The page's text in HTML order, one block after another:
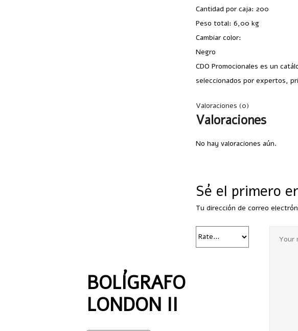
BOLÍGRAFO
LONDON II
Cantidad por caja: 200
Peso total: 6,00 kg
Cambiar color:
Negro
CDO Promocionales es un
seleccionados por expertos,
Valoraciones (0)
Valoraciones
No hay valoraciones aún.
Sé el primero
Tu dirección de correo